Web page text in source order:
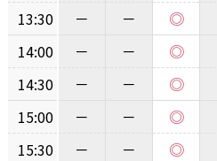
13:30 － － ◎
14:00 － － ◎
14:30
－ － ◎
15:00
－ － ◎
15:30
－ － ◎